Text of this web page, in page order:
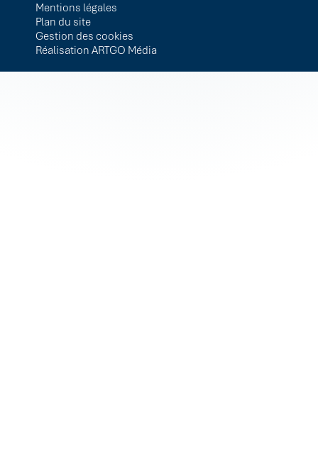
Mentions légales
Plan du site
Gestion des cookies
Réalisation ARTGO Média